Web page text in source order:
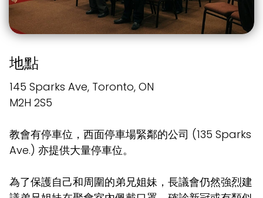
地點
145 Sparks Ave, Toronto, ON
M2H 2S5
教會有停車位，西面停車場緊鄰的公司 (135 Sparks
Ave.) 亦提供大量停車位。
為了保護自己和周圍的弟兄姐妹，長議會仍然強烈建